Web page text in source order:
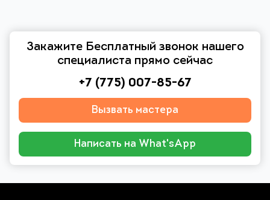
Закажите Бесплатный звонок нашего
специалиста прямо сейчас
+7 (775) 007-85-67
Вызвать мастера
Написать на What'sApp